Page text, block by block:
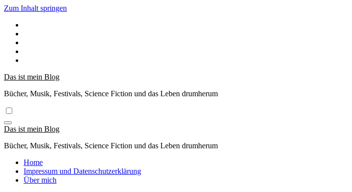
Zum Inhalt springen
Das ist mein Blog
Bücher, Musik, Festivals, Science Fiction und das Leben drumherum
Das ist mein Blog
Bücher, Musik, Festivals, Science Fiction und das Leben drumherum
Home
Impressum und Datenschutzerklärung
Über mich